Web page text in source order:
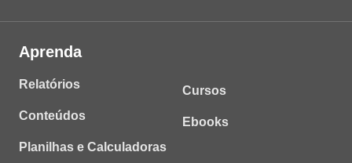
Aprenda
Relatórios
Conteúdos
Planilhas e Calculadoras
Cursos
Ebooks